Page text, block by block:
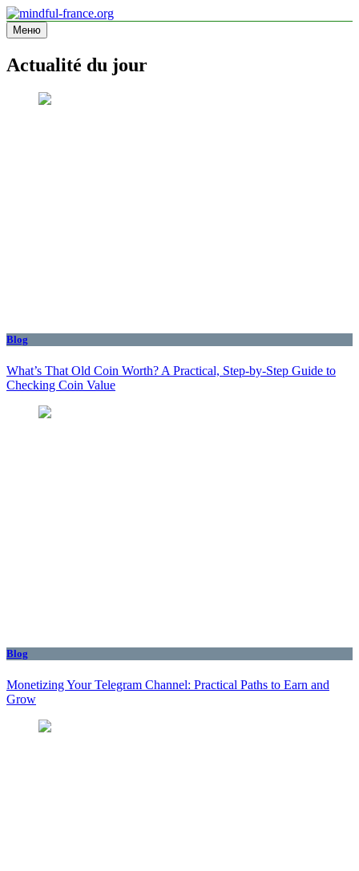
Перейти
к
содержимому
mindful-france.org
Site d'information
Меню
Actualité du jour
Blog
What’s That Old Coin Worth? A Practical, Step‑by‑Step Guide to
Checking Coin Value
Blog
Monetizing Your Telegram Channel: Practical Paths to Earn and
Grow